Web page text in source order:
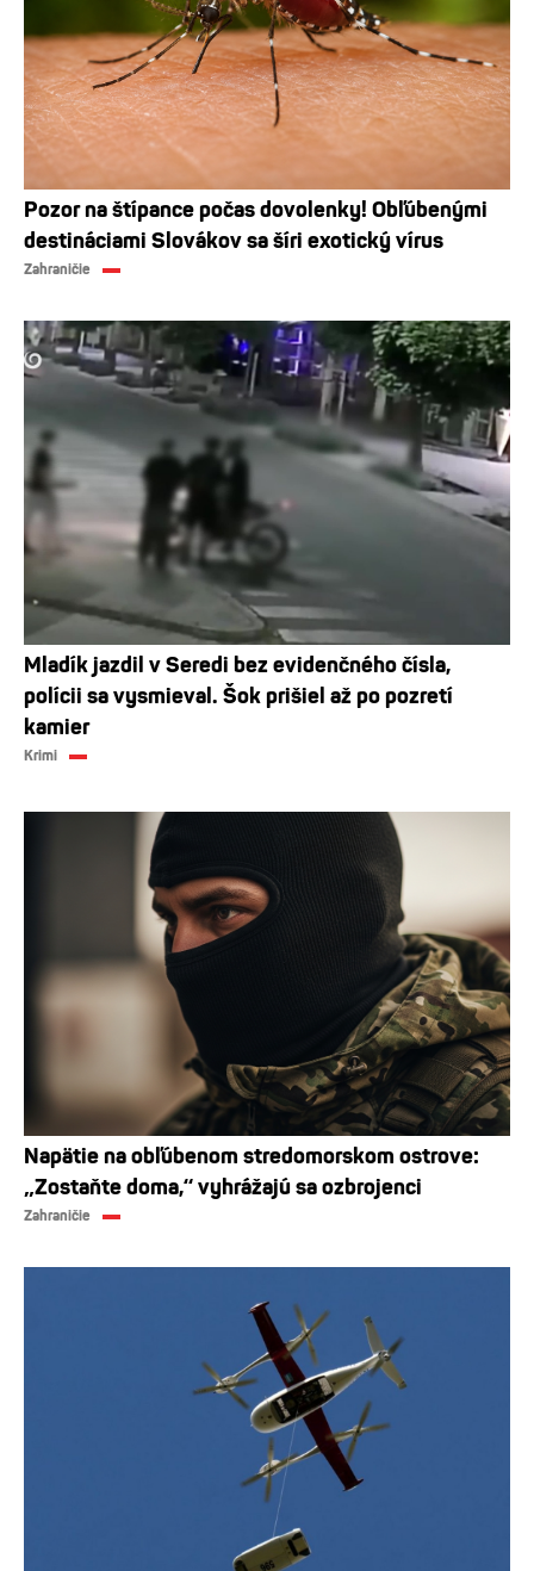
Pozor na štípance počas dovolenky! Obľúbenými
destináciami Slovákov sa šíri exotický vírus
Zahraničie
Mladík jazdil v Seredi bez evidenčného čísla,
polícii sa vysmieval. Šok prišiel až po pozretí
kamier
Krimi
Napätie na obľúbenom stredomorskom ostrove:
„Zostaňte doma,“ vyhrážajú sa ozbrojenci
Zahraničie